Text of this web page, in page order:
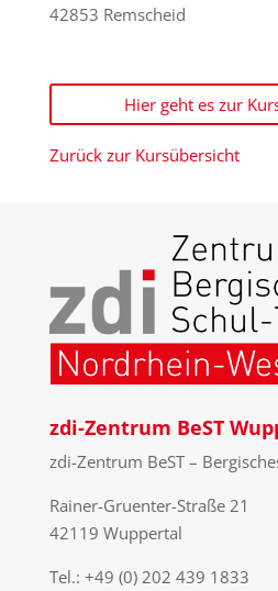
42853 Remscheid
Hier geht es zur
Zurück zur Kursübersicht
zdi-Zentrum BeST
zdi-Zentrum BeST –
Rainer-Gruenter-Straße 21
42119 Wuppertal
Tel.: +49 (0) 202 439 1833